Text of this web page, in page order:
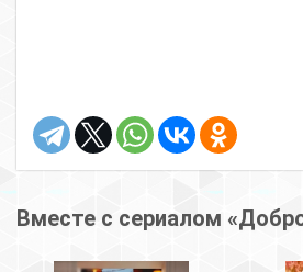
Вместе с сериалом